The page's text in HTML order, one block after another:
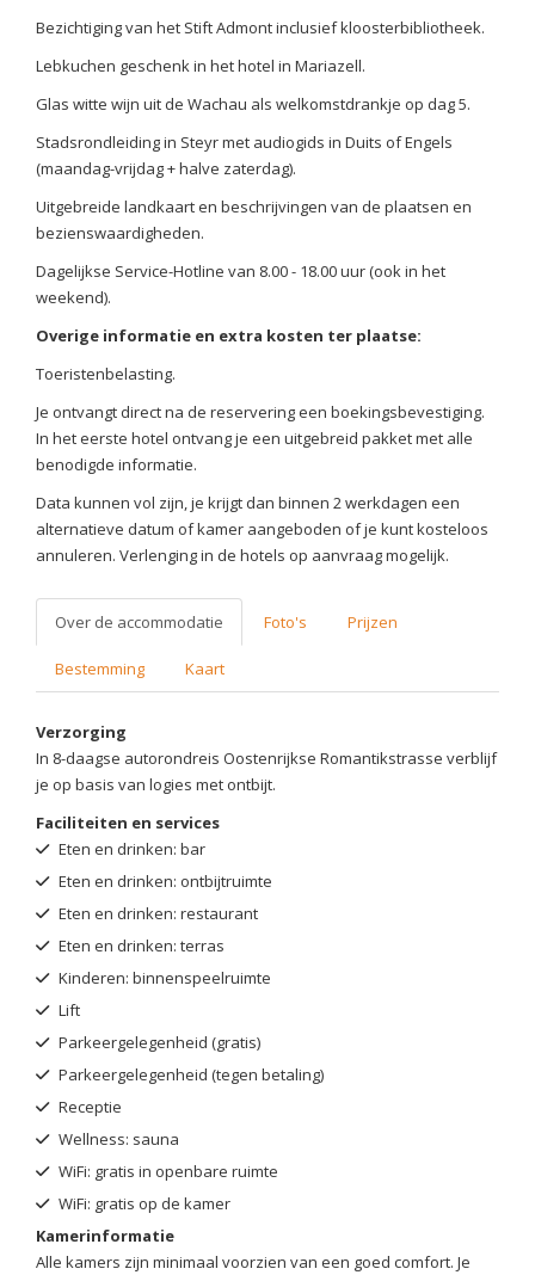
Bezichtiging van het Stift Admont inclusief kloosterbibliotheek.
Lebkuchen geschenk in het hotel in Mariazell.
Glas witte wijn uit de Wachau als welkomstdrankje op dag 5.
Stadsrondleiding in Steyr met audiogids in Duits of Engels
(maandag-vrijdag + halve zaterdag).
Uitgebreide landkaart en beschrijvingen van de plaatsen en
bezienswaardigheden.
Dagelijkse Service-Hotline van 8.00 - 18.00 uur (ook in het
weekend).
Overige informatie en extra kosten ter plaatse:
Toeristenbelasting.
Je ontvangt direct na de reservering een boekingsbevestiging.
In het eerste hotel ontvang je een uitgebreid pakket met alle
benodigde informatie.
Data kunnen vol zijn, je krijgt dan binnen 2 werkdagen een
alternatieve datum of kamer aangeboden of je kunt kosteloos
annuleren. Verlenging in de hotels op aanvraag mogelijk.
Over de accommodatie Foto's Prijzen
Bestemming Kaart
Verzorging
In 8-daagse autorondreis Oostenrijkse Romantikstrasse verblijf
je op basis van logies met ontbijt.
Faciliteiten en services
Eten en drinken: bar
Eten en drinken: ontbijtruimte
Eten en drinken: restaurant
Eten en drinken: terras
Kinderen: binnenspeelruimte
Lift
Parkeergelegenheid (gratis)
Parkeergelegenheid (tegen betaling)
Receptie
Wellness: sauna
WiFi: gratis in openbare ruimte
WiFi: gratis op de kamer
Kamerinformatie
Alle kamers zijn minimaal voorzien van een goed comfort. Je